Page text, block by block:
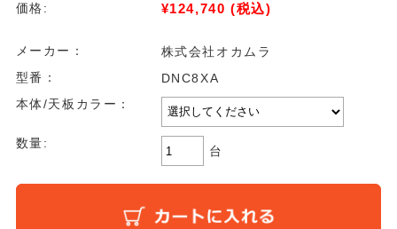
価格:
¥124,740 (税込)
メーカー：
株式会社オカムラ
型番：
DNC8XA
本体/天板カラー：
数量:
台